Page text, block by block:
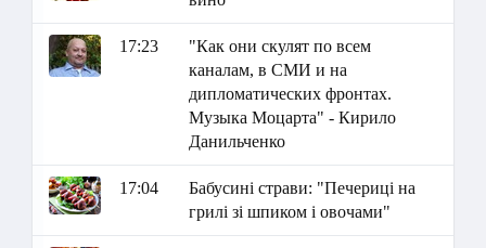
17:23
"Как они скулят по всем
каналам, в СМИ и на
дипломатических фронтах.
Музыка Моцарта" - Кирило
Данильченко
17:04
Бабусині страви: "Печериці на
грилі зі шпиком і овочами"